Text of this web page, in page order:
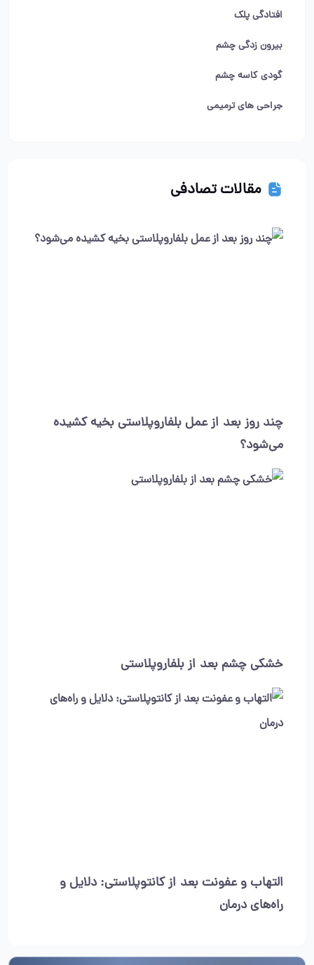
افتادگی پلک
بیرون زدگی چشم
گودی کاسه چشم
جراحی های ترمیمی
مقالات تصادفی
چند روز بعد از عمل بلفاروپلاستی بخیه کشیده
می‌شود؟
خشکی چشم بعد از بلفاروپلاستی
التهاب و عفونت بعد از کانتوپلاستی: دلایل و
راه‌های درمان